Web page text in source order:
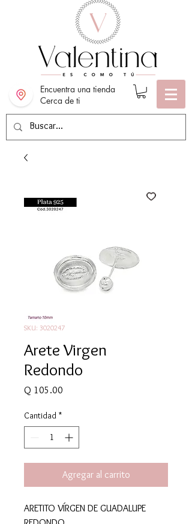
Encuentra una tienda
Cerca de ti
SKU: 3020247
Arete Virgen
Redondo
Q 105.00
Cantidad *
Agregar al carrito
ARETITO VÍRGEN DE GUADALUPE